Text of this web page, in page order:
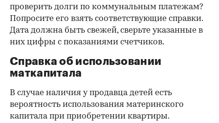
проверить долги по коммунальным платежам?
Попросите его взять соответствующие справки.
Дата должна быть свежей, сверьте указанные в
них цифры с показаниями счетчиков.
Справка об использовании
маткапитала
В случае наличия у продавца детей есть
вероятность использования материнского
капитала при приобретении квартиры.